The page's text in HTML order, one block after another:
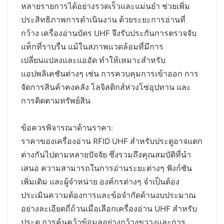
norsk
หลายรายการได้อย่างรวดเร็วและแม่นยำ ช่วยเพิ่ม
ประสิทธิภาพการดำเนินงาน ด้วยระยะการอ่านที่
กว้าง เครื่องอ่านบัตร UHF จึงรับประกันการตรวจจับ
แท็กที่ราบรื่น แม้ในสภาพแวดล้อมที่มีการ
เปลี่ยนแปลงและแออัด ทำให้เหมาะสำหรับ
แอปพลิเคชันต่างๆ เช่น การควบคุมการเข้าออก การ
จัดการสินค้าคงคลัง โลจิสติกส์ห่วงโซ่อุปทาน และ
การติดตามทรัพย์สิน
ข้อควรพิจารณาด้านราคา:
ราคาของเครื่องอ่าน RFID UHF สำหรับประตูอาจแตก
ต่างกันไปตามหลายปัจจัย ซึ่งรวมถึงคุณสมบัติที่นำ
เสนอ ความสามารถในการอ่านระยะต่างๆ ฟังก์ชัน
เพิ่มเติม และผู้จำหน่าย องค์กรต่างๆ จำเป็นต้อง
ประเมินความต้องการและข้อจำกัดด้านงบประมาณ
อย่างละเอียดถี่ถ้วนเมื่อเลือกเครื่องอ่าน UHF สำหรับ